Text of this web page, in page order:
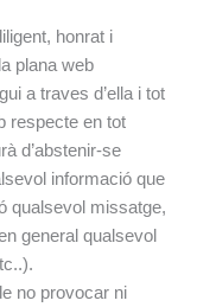
honrat i
plana web
a traves d’ella i tot
respecte en tot
d’abstenir-se
informació que
qualsevol missatge,
general qualsevol
no provocar ni